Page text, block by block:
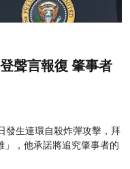
聲言報復 肇事者
發生連環自殺炸彈攻擊，拜
」，他承諾將追究肇事者的